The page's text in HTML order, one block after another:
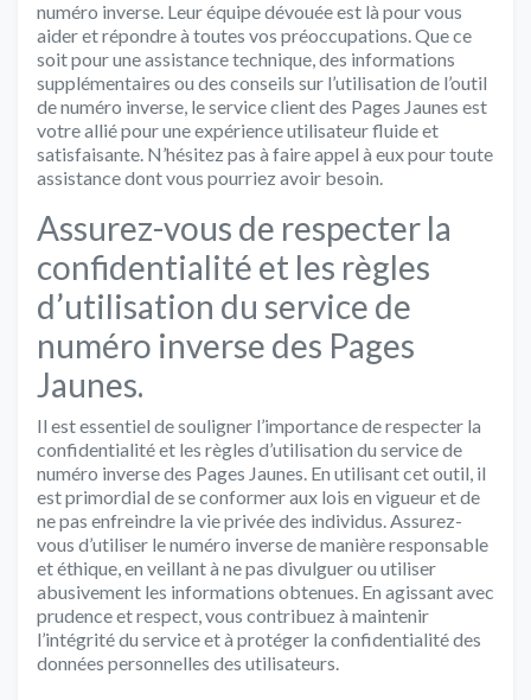
numéro inverse. Leur équipe dévouée est là pour vous
aider et répondre à toutes vos préoccupations. Que ce
soit pour une assistance technique, des informations
supplémentaires ou des conseils sur l’utilisation de l’outil
de numéro inverse, le service client des Pages Jaunes est
votre allié pour une expérience utilisateur fluide et
satisfaisante. N’hésitez pas à faire appel à eux pour toute
assistance dont vous pourriez avoir besoin.
Assurez-vous de respecter la
confidentialité et les règles
d’utilisation du service de
numéro inverse des Pages
Jaunes.
Il est essentiel de souligner l’importance de respecter la
confidentialité et les règles d’utilisation du service de
numéro inverse des Pages Jaunes. En utilisant cet outil, il
est primordial de se conformer aux lois en vigueur et de
ne pas enfreindre la vie privée des individus. Assurez-
vous d’utiliser le numéro inverse de manière responsable
et éthique, en veillant à ne pas divulguer ou utiliser
abusivement les informations obtenues. En agissant avec
prudence et respect, vous contribuez à maintenir
l’intégrité du service et à protéger la confidentialité des
données personnelles des utilisateurs.